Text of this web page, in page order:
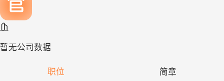
暂无公司数据
职位 简章